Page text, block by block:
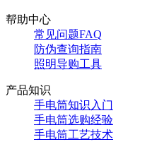
帮助中心
常见问题FAQ
防伪查询指南
照明导购工具
产品知识
手电筒知识入门
手电筒选购经验
手电筒工艺技术